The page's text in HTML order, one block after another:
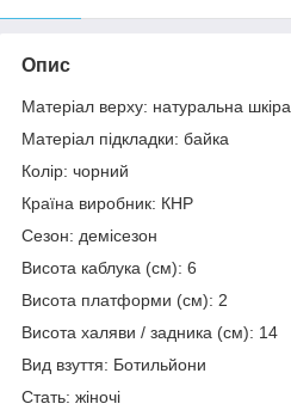
Опис
Матеріал верху: натуральна шкіра
Матеріал підкладки: байка
Колір: чорний
Країна виробник: КНР
Сезон: демісезон
Висота каблука (см): 6
Висота платформи (см): 2
Висота халяви / задника (см): 14
Вид взуття: Ботильйони
Стать: жіночі